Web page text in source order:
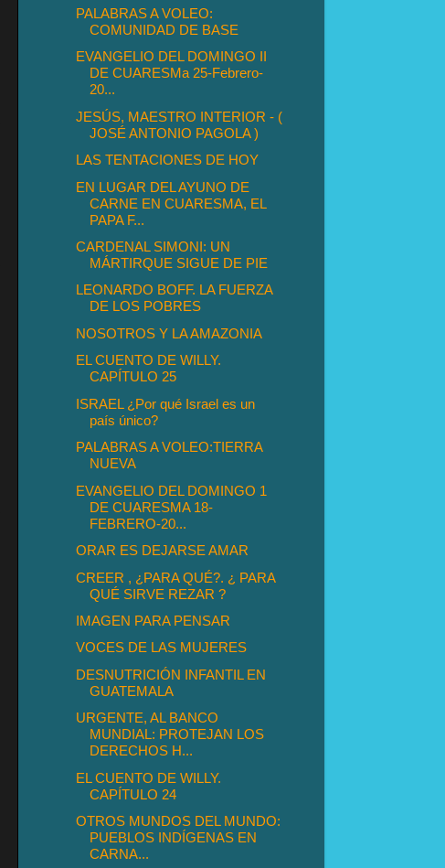
PALABRAS A VOLEO:
COMUNIDAD DE BASE
EVANGELIO DEL DOMINGO II
DE CUARESMa 25-Febrero-
20...
JESÚS, MAESTRO INTERIOR - (
JOSÉ ANTONIO PAGOLA )
LAS TENTACIONES DE HOY
EN LUGAR DEL AYUNO DE
CARNE EN CUARESMA, EL
PAPA F...
CARDENAL SIMONI: UN
MÁRTIRQUE SIGUE DE PIE
LEONARDO BOFF. LA FUERZA
DE LOS POBRES
NOSOTROS Y LA AMAZONIA
EL CUENTO DE WILLY.
CAPÍTULO 25
ISRAEL ¿Por qué Israel es un
país único?
PALABRAS A VOLEO:TIERRA
NUEVA
EVANGELIO DEL DOMINGO 1
DE CUARESMA 18-
FEBRERO-20...
ORAR ES DEJARSE AMAR
CREER , ¿PARA QUÉ?. ¿ PARA
QUÉ SIRVE REZAR ?
IMAGEN PARA PENSAR
VOCES DE LAS MUJERES
DESNUTRICIÓN INFANTIL EN
GUATEMALA
URGENTE, AL BANCO
MUNDIAL: PROTEJAN LOS
DERECHOS H...
EL CUENTO DE WILLY.
CAPÍTULO 24
OTROS MUNDOS DEL MUNDO:
PUEBLOS INDÍGENAS EN
CARNA...